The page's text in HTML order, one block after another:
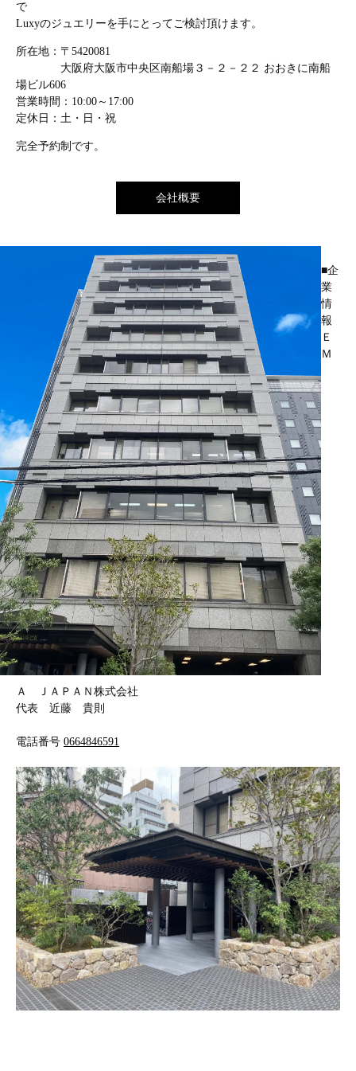
で
Luxyのジュエリーを手にとってご検討頂けます。
所在地：〒5420081
大阪府大阪市中央区南船場３－２－２２ おおきに南船
場ビル606
営業時間：10:00～17:00
定休日：土・日・祝
完全予約制です。
会社概要
■企
業
情
報
Ｅ
Ｍ
Ａ ＪＡＰＡＮ株式会社
代表 近藤 貴則
電話番号 0664846591